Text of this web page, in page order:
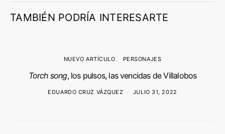
TAMBIÉN PODRÍA INTERESARTE
NUEVO ARTÍCULO PERSONAJES
Torch song, los pulsos, las vencidas de Villalobos
EDUARDO CRUZ VÁZQUEZ JULIO 31, 2022